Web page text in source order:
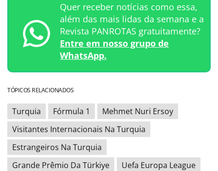
Quer receber notícias como essa,
além das mais lidas da semana e a
Revista PANROTAS gratuitamente?
Entre em nosso grupo de
WhatsApp.
TÓPICOS RELACIONADOS
Turquia Fórmula 1
Mehmet Nuri Ersoy
Visitantes Internacionais Na Turquia
Estrangeiros Na Turquia
Grande Prêmio Da Türkiye
Uefa Europa League